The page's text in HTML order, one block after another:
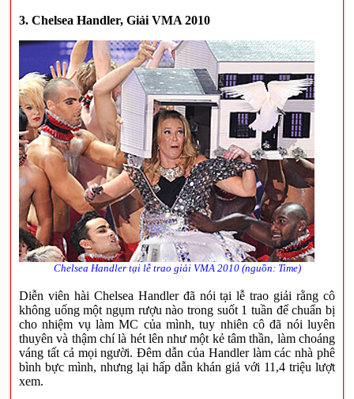
3. Chelsea Handler, Giải VMA 2010
Chelsea Handler tại lễ trao giải VMA 2010 (nguồn: Time)
Diễn viên hài Chelsea Handler đã nói tại lễ trao giải rằng cô
không uống một ngụm rượu nào trong suốt 1 tuần để chuẩn bị
cho nhiệm vụ làm MC của mình, tuy nhiên cô đã nói luyên
thuyên và thậm chí là hét lên như một kẻ tâm thần, làm choáng
váng tất cả mọi người. Đêm dẫn của Handler làm các nhà phê
bình bực mình, nhưng lại hấp dẫn khán giả với 11,4 triệu lượt
xem.